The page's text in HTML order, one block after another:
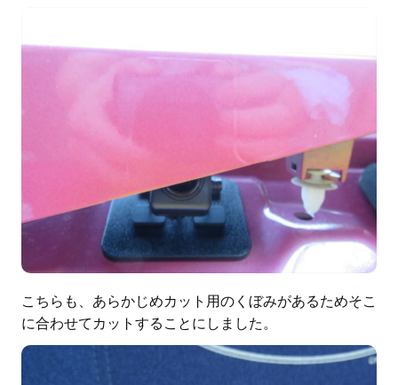
こちらも、あらかじめカット用のくぼみがあるためそこ
に合わせてカットすることにしました。